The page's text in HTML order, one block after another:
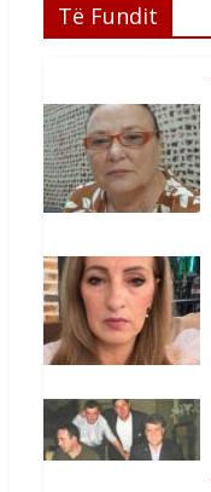
Të Fundit